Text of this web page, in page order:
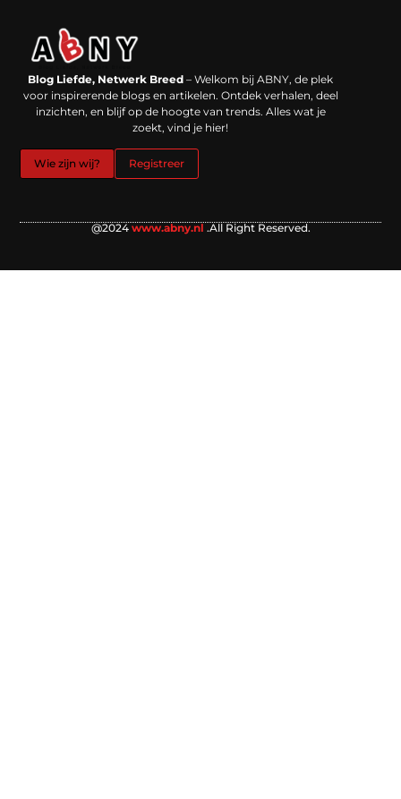
Blog Liefde, Netwerk Breed – Welkom bij ABNY, de plek
voor inspirerende blogs en artikelen. Ontdek verhalen, deel
inzichten, en blijf op de hoogte van trends. Alles wat je
zoekt, vind je hier!
Wie zijn wij? Registreer
@2024 www.abny.nl .All Right Reserved.